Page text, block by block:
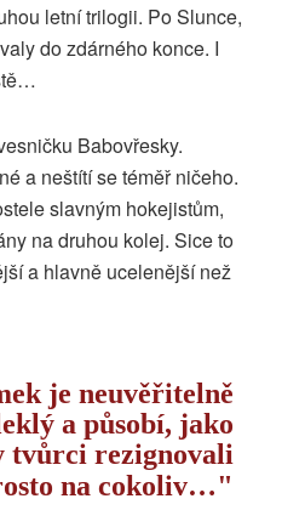
letní trilogii. Po Slunce,
do zdárného konce. I
Babovřesky.
a neštítí se téměř ničeho.
slavným hokejistům,
na druhou kolej. Sice to
a hlavně ucelenější než
je neuvěřitelně
a působí, jako
tvůrci rezignovali
na cokoliv…